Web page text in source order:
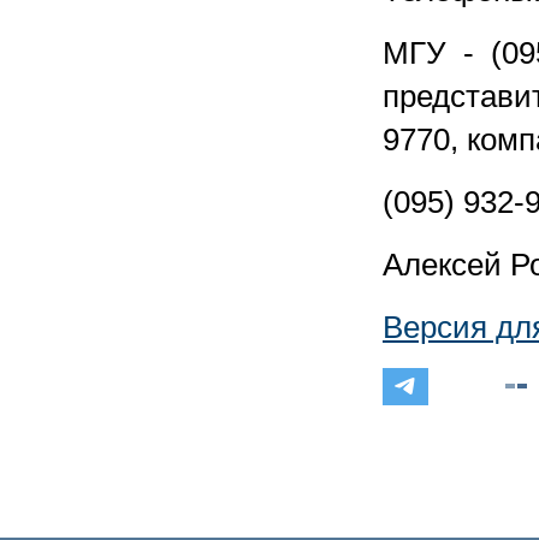
МГУ -
9770,
(095) 932-
Алексей
Версия